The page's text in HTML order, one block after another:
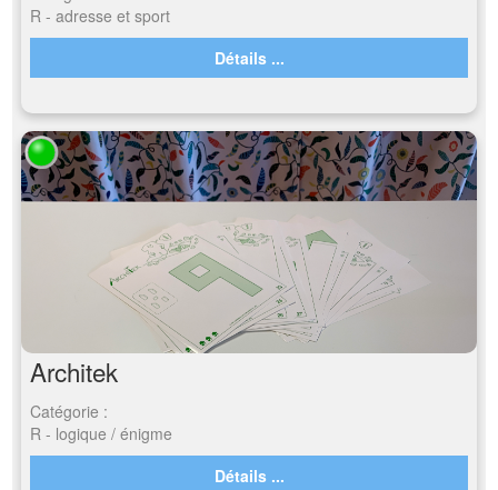
R - adresse et sport
Détails ...
Architek
Catégorie :
R - logique / énigme
Détails ...